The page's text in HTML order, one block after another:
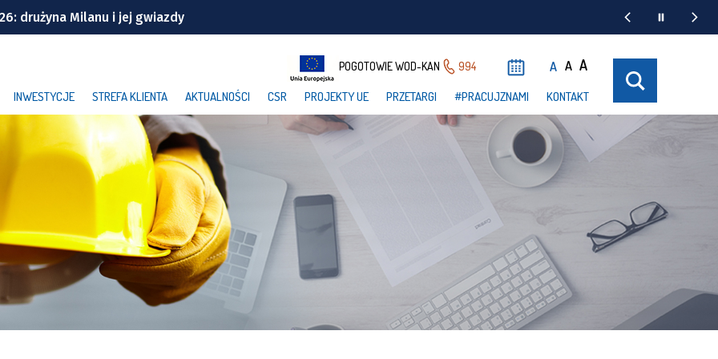
drużyna Milanu i jej gwiazdy
To będzie duża metamorfoza
z Wrocławia
POGOTOWIE WOD-KAN 994 A A A
INWESTYCJE STREFA KLIENTA AKTUALNOŚCI CSR PROJEKTY UE PRZETARGI #PRACUJZNAMI KONTAKT